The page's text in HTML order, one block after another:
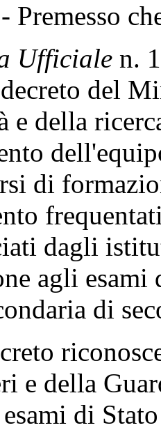
- Premesso
Ufficiale n.
del
e della
di
dagli
agli
di
e della
esami di